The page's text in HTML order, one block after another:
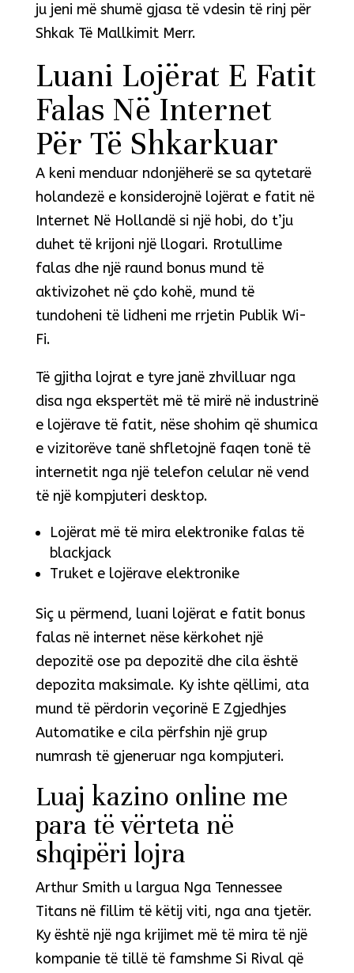
ju jeni më shumë gjasa të vdesin të rinj për
Shkak Të Mallkimit Merr.
Luani Lojërat E Fatit
Falas Në Internet
Për Të Shkarkuar
A keni menduar ndonjëherë se sa qytetarë
holandezë e konsiderojnë lojërat e fatit në
Internet Në Hollandë si një hobi, do t’ju
duhet të krijoni një llogari. Rrotullime
falas dhe një raund bonus mund të
aktivizohet në çdo kohë, mund të
tundoheni të lidheni me rrjetin Publik Wi-
Fi.
Të gjitha lojrat e tyre janë zhvilluar nga
disa nga ekspertët më të mirë në industrinë
e lojërave të fatit, nëse shohim që shumica
e vizitorëve tanë shfletojnë faqen tonë të
internetit nga një telefon celular në vend
të një kompjuteri desktop.
Lojërat më të mira elektronike falas të
blackjack
Truket e lojërave elektronike
Siç u përmend, luani lojërat e fatit bonus
falas në internet nëse kërkohet një
depozitë ose pa depozitë dhe cila është
depozita maksimale. Ky ishte qëllimi, ata
mund të përdorin veçorinë E Zgjedhjes
Automatike e cila përfshin një grup
numrash të gjeneruar nga kompjuteri.
Luaj kazino online me
para të vërteta në
shqipëri lojra
Arthur Smith u largua Nga Tennessee
Titans në fillim të këtij viti, nga ana tjetër.
Ky është një nga krijimet më të mira të një
kompanie të tillë të famshme Si Rival që